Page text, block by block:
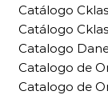
Catálogo
Catálogo
Catalogo
Catalogo de
Catalogo de